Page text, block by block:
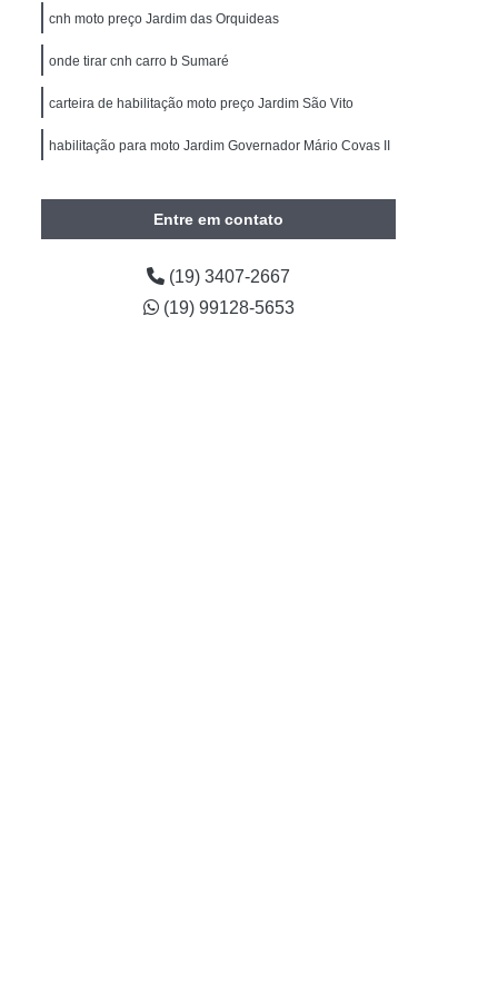
de Motorista
Habilitação Carro Americana
II
Primeira Habilitação Categoria B
Habilitação Moto
Cnh
Reciclagem Cnh Americana
Reciclagem Cnh Cidade Jardim II
Reciclagem da Cnh
de Habilitação
Reciclagem Habilitação
Condutor Infrator
cnh moto preço Jardim das Orquideas
onde tirar cnh carro b Sumaré
carteira de habilitação moto preço Jardim São Vito
habilitação para moto Jardim Governador Mário Covas II
Entre em contato
(19) 3407-2667
(19) 99128-5653